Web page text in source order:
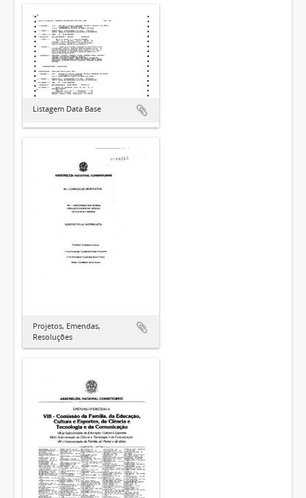
Listagem Data Base
Projetos, Emendas,
Resoluções